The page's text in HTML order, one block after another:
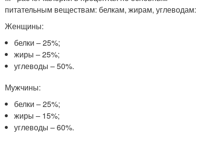
питательным веществам: белкам, жирам, углеводам:
Женщины:
белки – 25%;
жиры – 25%;
углеводы – 50%.
Мужчины:
белки – 25%;
жиры – 15%;
углеводы – 60%.